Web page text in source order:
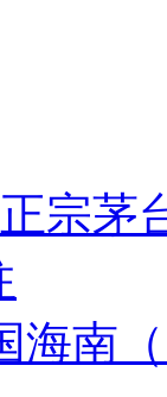
宗茅
海南